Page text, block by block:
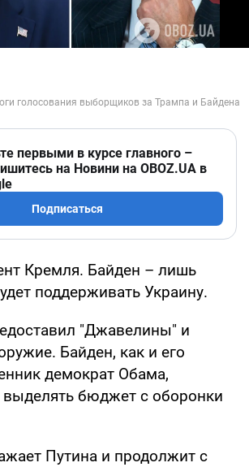
первыми в курсе главного –
на Новини на OBOZ.UA в
Подписаться
Кремля. Байден – лишь
поддерживать Украину.
"Джавелины" и
Байден, как и его
демократ Обама,
выделять бюджет с оборонки
Путина и продолжит с